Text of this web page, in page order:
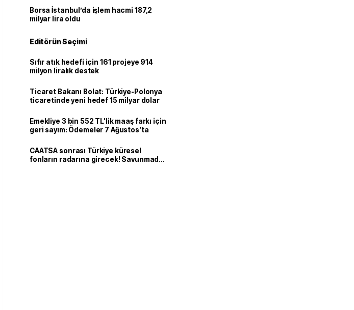
Borsa İstanbul’da işlem hacmi 187,2
milyar lira oldu
Editörün Seçimi
Sıfır atık hedefi için 161 projeye 914
milyon liralık destek
Ticaret Bakanı Bolat: Türkiye-Polonya
ticaretinde yeni hedef 15 milyar dolar
Emekliye 3 bin 552 TL'lik maaş farkı için
geri sayım: Ödemeler 7 Ağustos’ta
CAATSA sonrası Türkiye küresel
fonların radarına girecek! Savunmadan